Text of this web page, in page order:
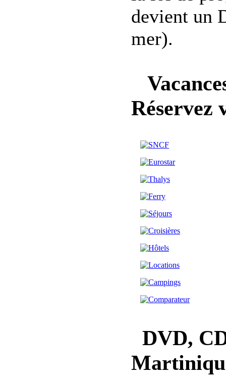
devient un
mer).
Réservez
DVD,